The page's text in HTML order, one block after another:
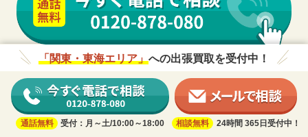
24時間 365日受付中！
「関東・東海エリア」 への出張買取を受付中！
通話無料 受付：月～土/10:00～18:00 相談無料 24時間 365日受付中！